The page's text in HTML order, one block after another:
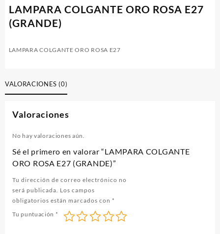
LAMPARA COLGANTE ORO ROSA E27
(GRANDE)
LAMPARA COLGANTE ORO ROSA E27
VALORACIONES (0)
Valoraciones
No hay valoraciones aún.
Sé el primero en valorar “LAMPARA COLGANTE
ORO ROSA E27 (GRANDE)”
Tu dirección de correo electrónico no
será publicada. Los campos
obligatorios están marcados con *
Tu puntuación *